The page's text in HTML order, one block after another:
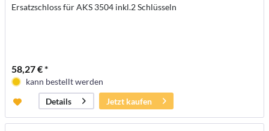
Ersatzschloss für AKS 3504 inkl.2 Schlüsseln
58,27 € *
kann bestellt werden
Details
Jetzt kaufen